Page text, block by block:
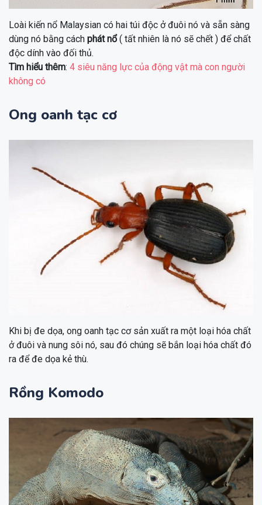
Loài kiến nổ Malaysian có hai túi độc ở đuôi nó và sẵn sàng
dùng nó bằng cách phát nổ( tất nhiên là nó sẽ chết ) để chất
độc dính vào đối thủ.
Tìm hiểu thêm: 4 siêu năng lực của động vật mà con người
không có
Ong oanh tạc cơ
Khi bị đe dọa, ong oanh tạc cơ sản xuất ra một loại hóa chất
ở đuôi và nung sôi nó, sau đó chúng sẽ bắn loại hóa chất đó
ra để đe dọa kẻ thù.
Rồng Komodo